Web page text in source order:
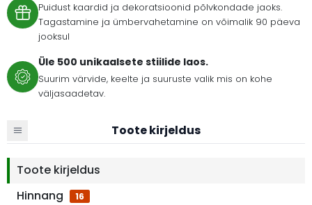
Puidust kaardid ja dekoratsioonid põlvkondade jaoks.
Tagastamine ja ümbervahetamine on võimalik 90 päeva
jooksul
Üle 500 unikaalsete stiilide laos.
Suurim värvide, keelte ja suuruste valik mis on kohe
väljasaadetav.
Toote kirjeldus
Toote kirjeldus
Hinnang
16